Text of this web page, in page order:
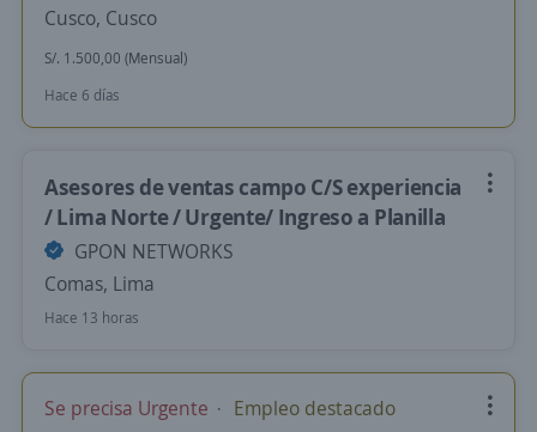
Cusco, Cusco
S/. 1.500,00 (Mensual)
Hace 6 días
Asesores de ventas campo C/S experiencia
/ Lima Norte / Urgente/ Ingreso a Planilla
GPON NETWORKS
Comas, Lima
Hace 13 horas
Se precisa Urgente Empleo destacado